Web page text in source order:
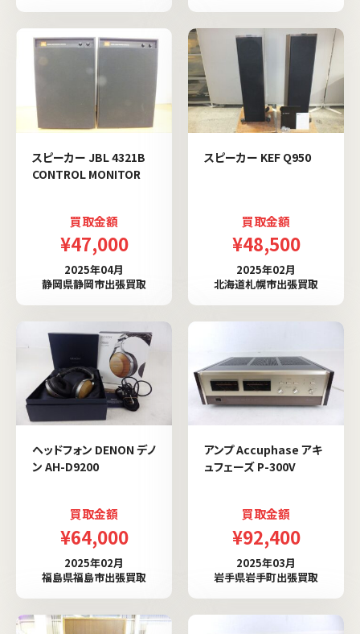
スピーカー JBL 4321B
CONTROL MONITOR
買取金額
¥47,000
2025年04月
静岡県静岡市出張買取
スピーカー KEF Q950
買取金額
¥48,500
2025年02月
北海道札幌市出張買取
ヘッドフォン DENON デノ
ン AH-D9200
買取金額
¥64,000
2025年02月
福島県福島市出張買取
アンプ Accuphase アキ
ュフェーズ P-300V
買取金額
¥92,400
2025年03月
岩手県岩手町出張買取